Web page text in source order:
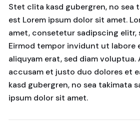
Stet clita kasd gubergren, no sea
est Lorem ipsum dolor sit amet.
amet, consetetur sadipscing elitr,
Eirmod tempor invidunt ut labore
aliquyam erat, sed diam voluptua.
accusam et justo duo dolores et
kasd gubergren, no sea takimata
ipsum dolor sit amet.